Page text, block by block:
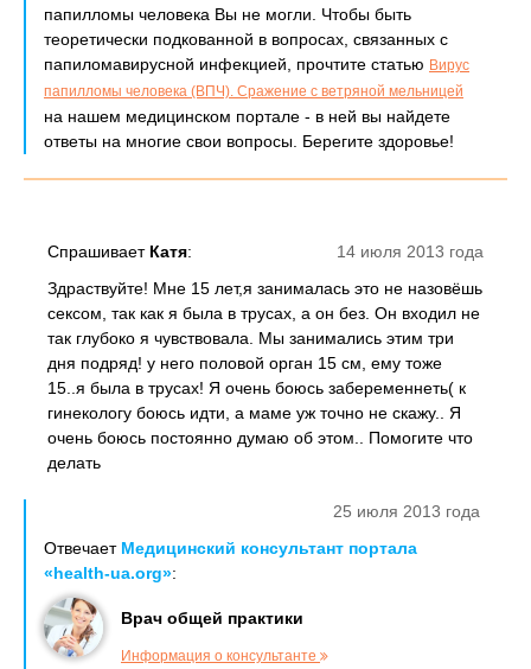
папилломы человека Вы не могли. Чтобы быть
теоретически подкованной в вопросах, связанных с
папиломавирусной инфекцией, прочтите статью Вирус
папилломы человека (ВПЧ). Сражение с ветряной мельницей
на нашем медицинском портале - в ней вы найдете
ответы на многие свои вопросы. Берегите здоровье!
14 июля 2013 года
Спрашивает Катя:
Здраствуйте! Мне 15 лет,я занималась это не назовёшь
сексом, так как я была в трусах, а он без. Он входил не
так глубоко я чувствовала. Мы занимались этим три
дня подряд! у него половой орган 15 см, ему тоже
15..я была в трусах! Я очень боюсь забеременнеть( к
гинекологу боюсь идти, а маме уж точно не скажу.. Я
очень боюсь постоянно думаю об этом.. Помогите что
делать
25 июля 2013 года
Отвечает Медицинский консультант портала
«health-ua.org»:
Врач общей практики
Информация о консультанте